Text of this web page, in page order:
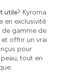
utile? Kyroma
en exclusivité
de gamme de
offrir un vrai
pour
tout en